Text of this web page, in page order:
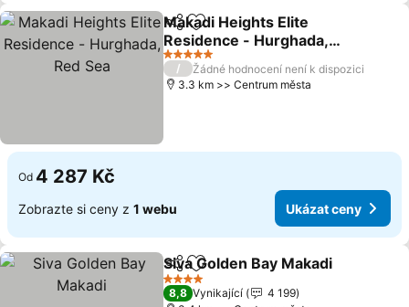
SdíletPřidat na seznam oblíbených
Makadi Heights Elite
Residence - Hurghada,
Red Sea
Ukázat ceny
5 Počet hvězdiček
/
Žádné hodnocení není k dispozici
3.3 km >> Centrum města
Od 4 287 Kč
Zobrazte si ceny z 1 webu Ukázat ceny
SdíletPřidat na seznam oblíbených
Siva Golden Bay Makadi
4 Počet hvězdiček
8,8 Vynikající
4 199